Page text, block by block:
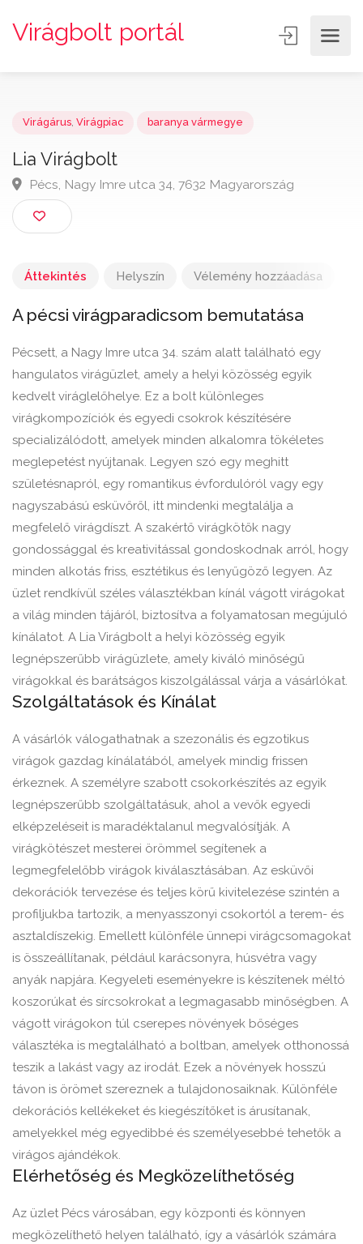
Virágbolt portál
Lia Virágbolt
Pécs, Nagy Imre utca 34, 7632 Magyarország
Áttekintés Helyszín Vélemény hozzáadása
A pécsi virágparadicsom bemutatása
Pécsett, a Nagy Imre utca 34. szám alatt található egy
hangulatos virágüzlet, amely a helyi közösség egyik
kedvelt viráglelőhelye. Ez a bolt különleges
virágkompozíciók és egyedi csokrok készítésére
specializálódott, amelyek minden alkalomra tökéletes
meglepetést nyújtanak. Legyen szó egy meghitt
születésnapról, egy romantikus évfordulóról vagy egy
nagyszabású esküvőről, itt mindenki megtalálja a
megfelelő virágdíszt. A szakértő virágkötők nagy
gondossággal és kreativitással gondoskodnak arról, hogy
minden alkotás friss, esztétikus és lenyűgöző legyen. Az
üzlet rendkívül széles választékban kínál vágott virágokat
a világ minden tájáról, biztosítva a folyamatosan megújuló
kínálatot. A Lia Virágbolt a helyi közösség egyik
legnépszerűbb virágüzlete, amely kiváló minőségű
virágokkal és barátságos kiszolgálással várja a vásárlókat.
Szolgáltatások és Kínálat
A vásárlók válogathatnak a szezonális és egzotikus
virágok gazdag kínálatából, amelyek mindig frissen
érkeznek. A személyre szabott csokorkészítés az egyik
legnépszerűbb szolgáltatásuk, ahol a vevők egyedi
elképzeléseit is maradéktalanul megvalósítják. A
virágkötészet mesterei örömmel segítenek a
legmegfelelőbb virágok kiválasztásában. Az esküvői
dekorációk tervezése és teljes körű kivitelezése szintén a
profiljukba tartozik, a menyasszonyi csokortól a terem- és
asztaldíszekig. Emellett különféle ünnepi virágcsomagokat
is összeállítanak, például karácsonyra, húsvétra vagy
anyák napjára. Kegyeleti eseményekre is készítenek méltó
koszorúkat és sírcsokrokat a legmagasabb minőségben. A
vágott virágokon túl cserepes növények bőséges
választéka is megtalálható a boltban, amelyek otthonossá
teszik a lakást vagy az irodát. Ezek a növények hosszú
távon is örömet szereznek a tulajdonosaiknak. Különféle
dekorációs kellékeket és kiegészítőket is árusítanak,
amelyekkel még egyedibbé és személyesebbé tehetők a
virágos ajándékok.
Elérhetőség és Megközelíthetőség
Az üzlet Pécs városában, egy központi és könnyen
megközelíthető helyen található, így a vásárlók számára